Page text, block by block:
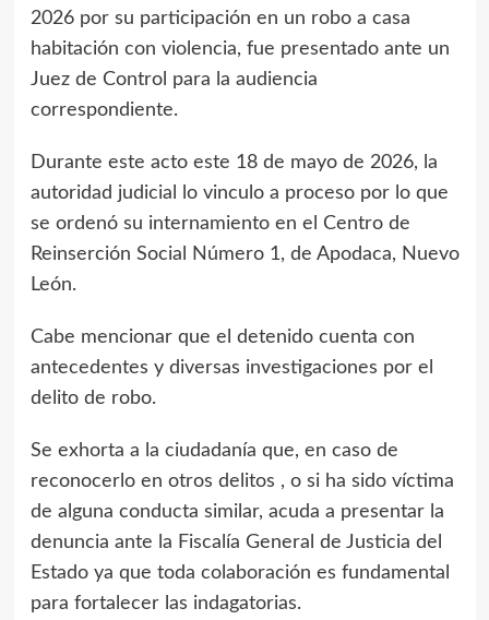
2026 por su participación en un robo a casa
habitación con violencia, fue presentado ante un
Juez de Control para la audiencia
correspondiente.
Durante este acto este 18 de mayo de 2026, la
autoridad judicial lo vinculo a proceso por lo que
se ordenó su internamiento en el Centro de
Reinserción Social Número 1, de Apodaca, Nuevo
León.
Cabe mencionar que el detenido cuenta con
antecedentes y diversas investigaciones por el
delito de robo.
Se exhorta a la ciudadanía que, en caso de
reconocerlo en otros delitos , o si ha sido víctima
de alguna conducta similar, acuda a presentar la
denuncia ante la Fiscalía General de Justicia del
Estado ya que toda colaboración es fundamental
para fortalecer las indagatorias.